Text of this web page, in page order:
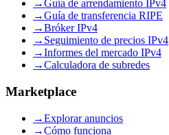
→Guía de arrendamiento IPv4
→Guía de transferencia RIPE
→Bróker IPv4
→ Seguimiento de precios IPv4
→Informes del mercado IPv4
→Calculadora de subredes
Marketplace
→Explorar anuncios
→Cómo funciona